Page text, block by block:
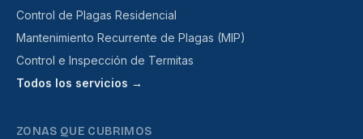
Control de Plagas Residencial
Mantenimiento Recurrente de Plagas (MIP)
Control e Inspección de Termitas
Todos los servicios →
ZONAS QUE CUBRIMOS